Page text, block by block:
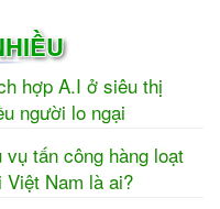
hợp A.I ở siêu thị
người lo ngại
tấn công hàng loạt
Nam là ai?